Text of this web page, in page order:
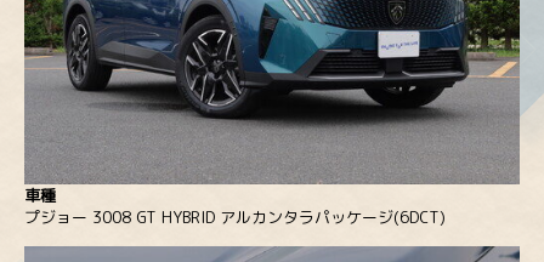
車種
プジョー 3008 GT HYBRID アルカンタラパッケージ(6DCT)